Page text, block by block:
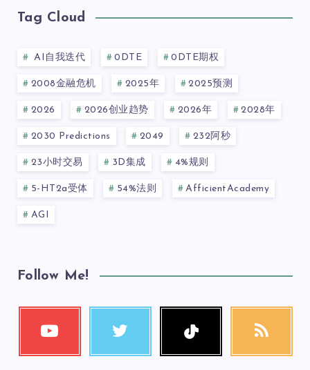
Tag Cloud
AI自我迭代 0DTE 0DTE期权
2008金融危机 2025年 2025预测
2026 2026创业趋势 2026年 2028年
2030 Predictions 2049 232阿秒
23小时交易 3D集成 4%规则
5-HT2a受体 54%法则 AfficientAcademy
AGI
Follow Me!